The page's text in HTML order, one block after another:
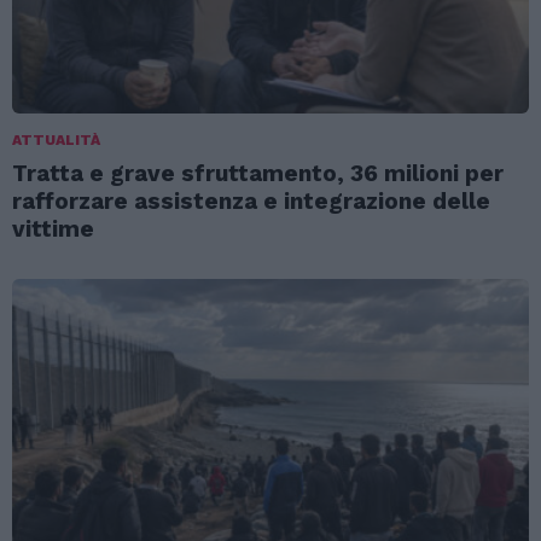
ATTUALITÀ
Tratta e grave sfruttamento, 36 milioni per
rafforzare assistenza e integrazione delle
vittime